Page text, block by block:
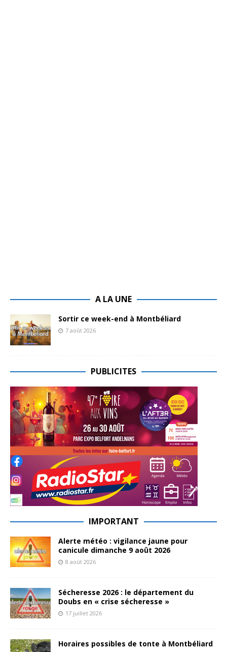
A LA UNE
Sortir ce week-end à Montbéliard
7 août 2026
PUBLICITES
IMPORTANT
Alerte météo : vigilance jaune pour
canicule dimanche 9 août 2026
8 août 2026
Sécheresse 2026 : le département du
Doubs en « crise sécheresse »
17 juillet 2026
Horaires possibles de tonte à Montbéliard